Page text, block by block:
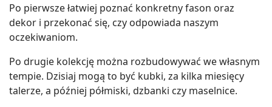
Po pierwsze łatwiej poznać konkretny fason oraz
dekor i przekonać się, czy odpowiada naszym
oczekiwaniom.
Po drugie kolekcję można rozbudowywać we własnym
tempie. Dzisiaj mogą to być kubki, za kilka miesięcy
talerze, a później półmiski, dzbanki czy maselnice.